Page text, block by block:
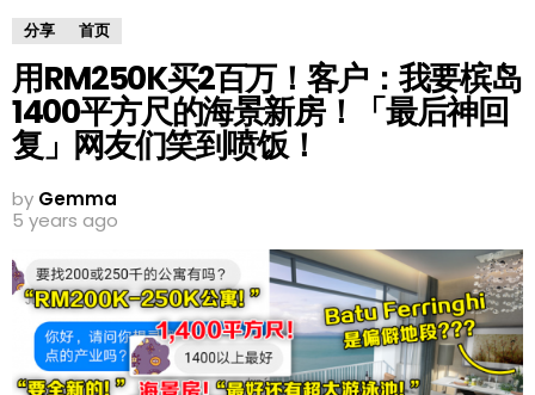
分享 首页
用RM250K买2百万！客户：我要槟岛
1400平方尺的海景新房！「最后神回
复」网友们笑到喷饭！
by Gemma
5 years ago